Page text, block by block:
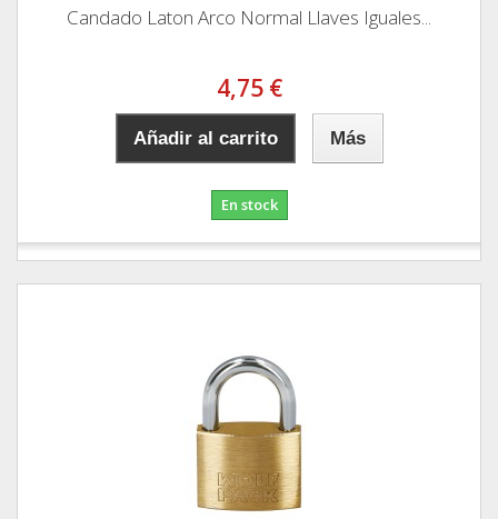
Candado Laton Arco Normal Llaves Iguales...
4,75 €
Añadir al carrito Más
En stock